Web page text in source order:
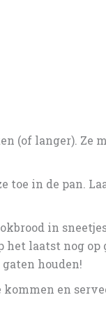
(of langer). Ze
toe in de pan.
in
het laatst nog
houden!
en